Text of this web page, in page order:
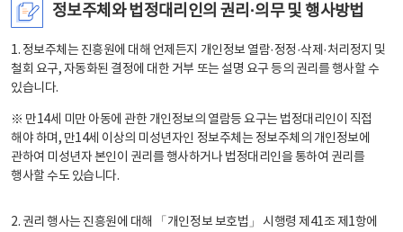
정보주체와 법정대리인의 권리·의무 및 행사방법
1. 정보주체는 진흥원에 대해 언제든지 개인정보 열람·정정·삭제·처리정지 및
철회 요구, 자동화된 결정에 대한 거부 또는 설명 요구 등의 권리를 행사할 수
있습니다.
※ 만14세 미만 아동에 관한 개인정보의 열람등 요구는 법정대리인이 직접
해야 하며, 만14세 이상의 미성년자인 정보주체는 정보주체의 개인정보에
관하여 미성년자 본인이 권리를 행사하거나 법정대리인을 통하여 권리를
행사할 수도 있습니다.
2. 권리 행사는 진흥원에 대해 「개인정보 보호법」 시행령 제41조 제1항에